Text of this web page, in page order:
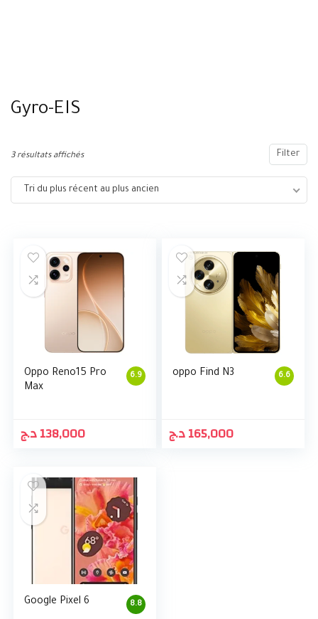
Gyro-EIS
Filter
3 résultats affichés
Tri du plus récent au plus ancien
6.9
Oppo Reno15 Pro
Max
138,000د.ج
6.6
oppo Find N3
165,000د.ج
8.8
Google Pixel 6